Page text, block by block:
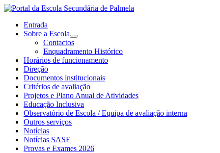
Entrada
Sobre a Escola
Contactos
Enquadramento Histórico
Horários de funcionamento
Direção
Documentos institucionais
Critérios de avaliação
Projetos e Plano Anual de Atividades
Educação Inclusiva
Observatório de Escola / Equipa de avaliação interna
Outros serviços
Notícias
Notícias SASE
Provas e Exames 2026